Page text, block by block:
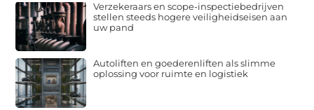
Verzekeraars en scope-inspectiebedrijven
stellen steeds hogere veiligheidseisen aan
uw pand
Autoliften en goederenliften als slimme
oplossing voor ruimte en logistiek